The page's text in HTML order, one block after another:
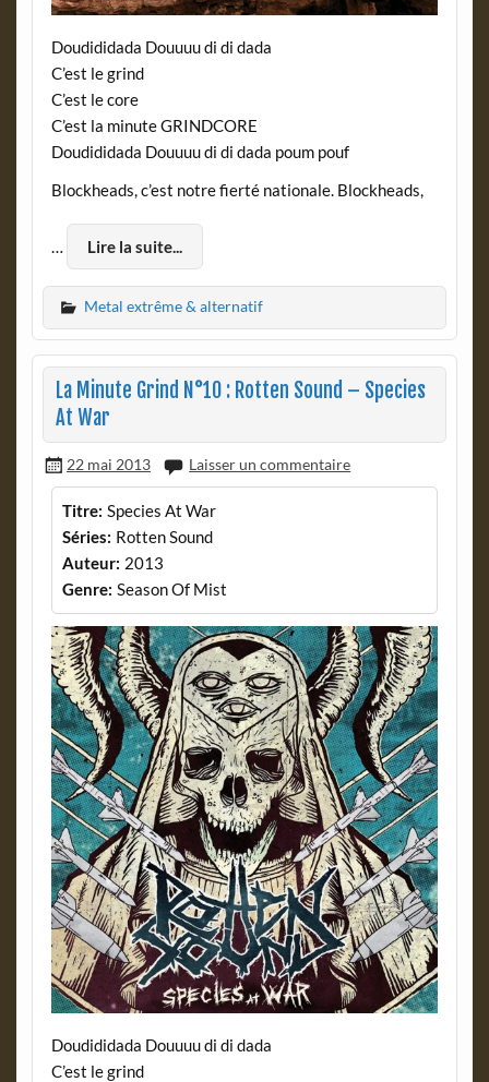
Doudididada Douuuu di di dada
C’est le grind
C’est le core
C’est la minute GRINDCORE
Doudididada Douuuu di di dada poum pouf
Blockheads, c’est notre fierté nationale. Blockheads,
… Lire la suite...
Metal extrême & alternatif
La Minute Grind N°10 : Rotten Sound – Species
At War
22 mai 2013 Laisser un commentaire
Titre: Species At War
Séries: Rotten Sound
Auteur: 2013
Genre: Season Of Mist
Doudididada Douuuu di di dada
C’est le grind